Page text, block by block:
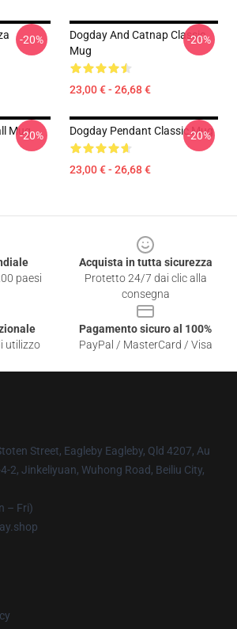
-20%
Dogday And Catnap Classic
Mug
23,00 € - 26,68 €
-20%
Mug-20% Dogday Pendant Classic Mug
23,00 € - 26,68 €
-20%
paesi
Acquista in tutta sicurezza
Protetto 24/7 dai clic alla
consegna
utilizzo
Pagamento sicuro al 100%
PayPal / MasterCard / Visa
Street, Eagleby Eagleby, Qld 4207, Au
2, Jinkeliyuan, Wuhong Road, Beiliu City,
– Fri)